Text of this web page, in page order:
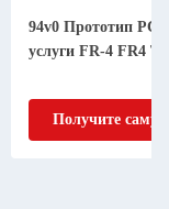
Прототип PCB
Получите